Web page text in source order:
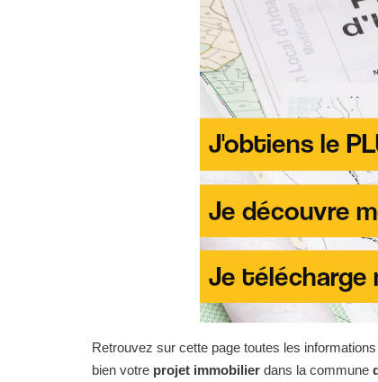
Retrouvez sur cette page toutes les
bien votre projet immobilier dans la commune